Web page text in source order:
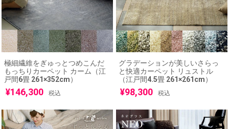
極細繊維をぎゅっとつめこんだ
もっちりカーペット カーム（江
戸間6畳 261×352cm）
¥146,300 税込
グラデーションが美しいさらっ
と快適カーペット リュストル
（江戸間4.5畳 261×261cm）
¥98,300 税込